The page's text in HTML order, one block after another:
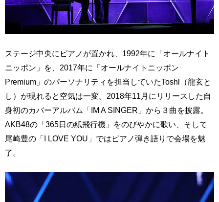
ステージ中央にピアノが置かれ、1992年に「オールナイト
ニッポン」を、2017年に「オールナイトニッポン
Premium」のパーソナリティを担当していたToshl（龍玄と
し）が現れると空気は一変。2018年11月にリリースした自
身初のカバーアルバム「IM A SINGER」から３曲を披露。
AKB48の「365日の紙飛行機」をのびやかに歌い、そして
尾崎豊の「I LOVE YOU」ではピアノ弾き語りで会場を魅
了。